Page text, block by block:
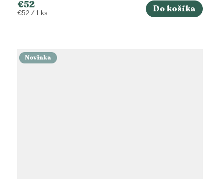
€52
Jednotková
€52 / 1 ks Do košíka
Novinka